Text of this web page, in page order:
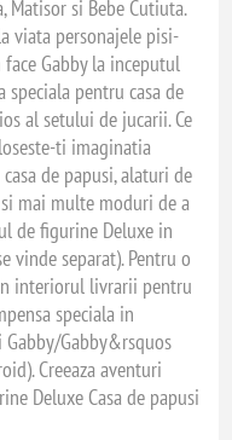
Matisor si Bebe Cutiuta.
viata personajele pisi-
Gabby la inceputul
speciala pentru casa de
al setului de jucarii. Ce
ti imaginatia
de papusi, alaturi de
mai multe moduri de a
de figurine Deluxe in
vinde separat). Pentru o
interiorul livrarii pentru
speciala in
Gabby&rsquos
Creeaza aventuri
Deluxe Casa de papusi